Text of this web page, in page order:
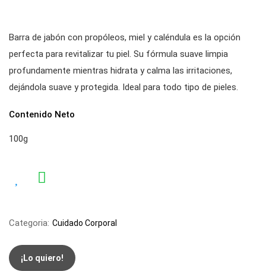
Barra de jabón con propóleos, miel y caléndula es la opción
perfecta para revitalizar tu piel. Su fórmula suave limpia
profundamente mientras hidrata y calma las irritaciones,
dejándola suave y protegida. Ideal para todo tipo de pieles.
Contenido Neto
100g
Categoria: Cuidado Corporal
¡Lo quiero!